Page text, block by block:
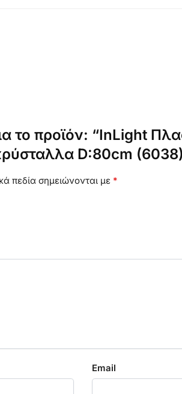
το προϊόν: “InLight
D:80cm
πεδία σημειώνονται με *
Email